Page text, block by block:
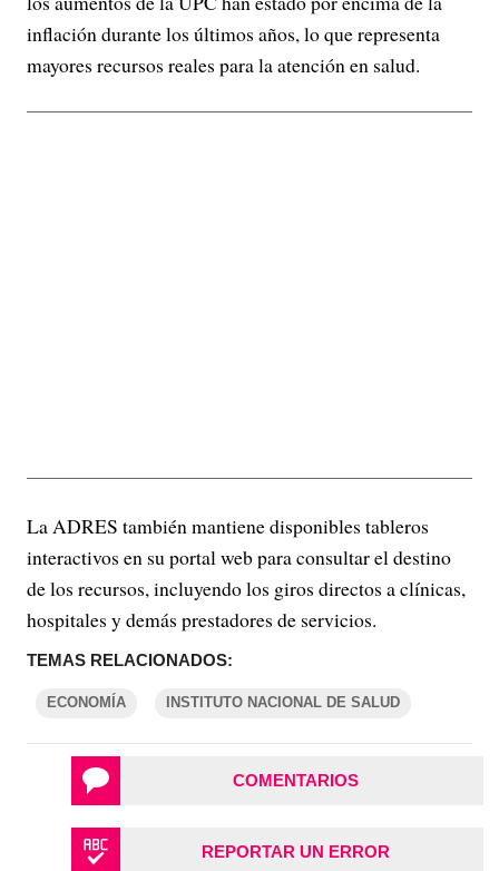
inflación durante los últimos años, lo que representa
mayores recursos reales para la atención en salud.
La ADRES también mantiene disponibles tableros
interactivos en su portal web para consultar el destino
de los recursos, incluyendo los giros directos a clínicas,
hospitales y demás prestadores de servicios.
TEMAS RELACIONADOS:
ECONOMÍA INSTITUTO NACIONAL DE SALUD
COMENTARIOS
REPORTAR UN ERROR